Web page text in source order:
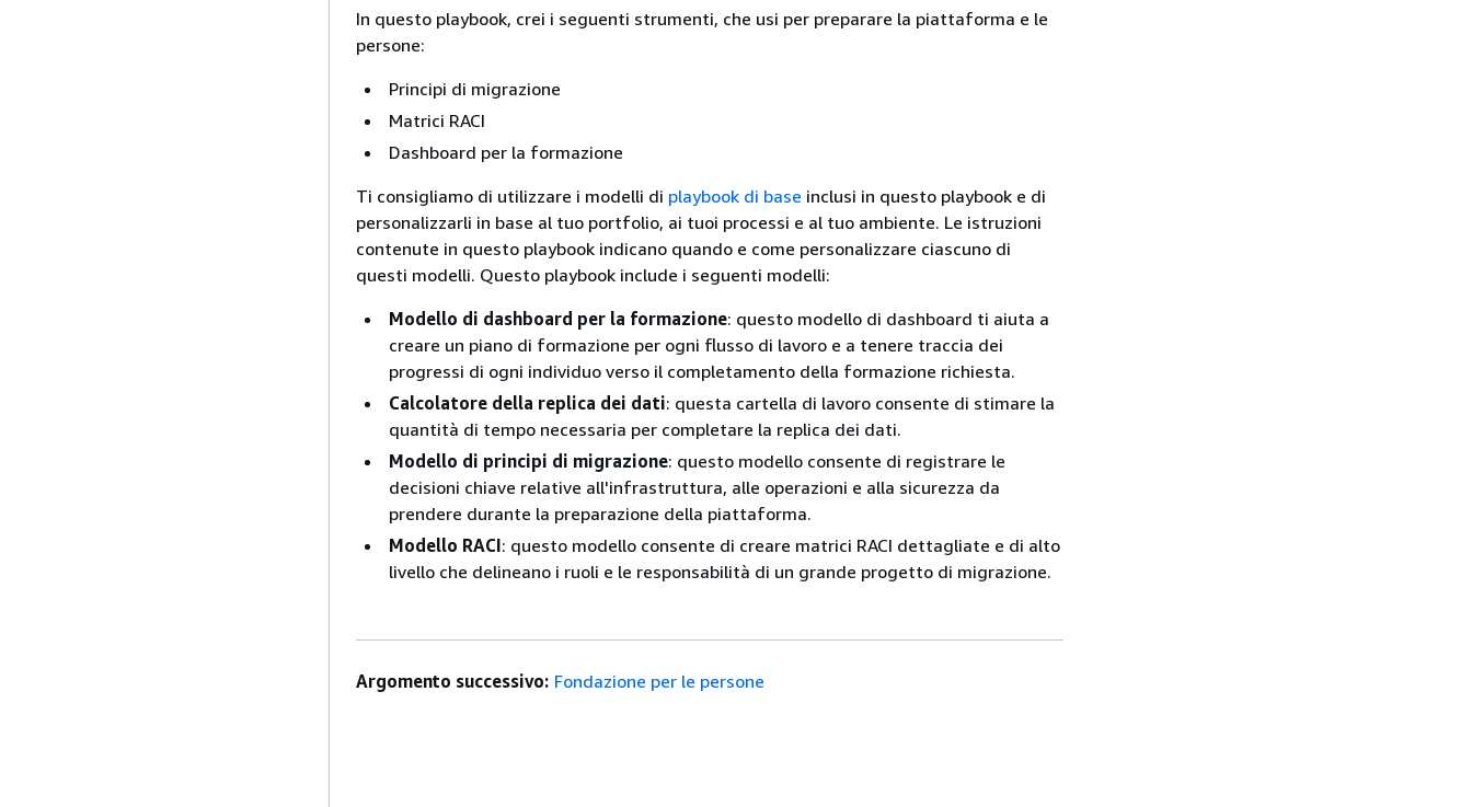
In questo playbook, crei i seguenti strumenti, che usi per preparare la piattaforma e le
persone:
Principi di migrazione
Matrici RACI
Dashboard per la formazione
Ti consigliamo di utilizzare i modelli di playbook di base inclusi in questo playbook e di
personalizzarli in base al tuo portfolio, ai tuoi processi e al tuo ambiente. Le istruzioni
contenute in questo playbook indicano quando e come personalizzare ciascuno di
questi modelli. Questo playbook include i seguenti modelli:
Modello di dashboard per la formazione: questo modello di dashboard ti aiuta a
creare un piano di formazione per ogni flusso di lavoro e a tenere traccia dei
progressi di ogni individuo verso il completamento della formazione richiesta.
Calcolatore della replica dei dati: questa cartella di lavoro consente di stimare la
quantità di tempo necessaria per completare la replica dei dati.
Modello di principi di migrazione: questo modello consente di registrare le
decisioni chiave relative all'infrastruttura, alle operazioni e alla sicurezza da
prendere durante la preparazione della piattaforma.
Modello RACI: questo modello consente di creare matrici RACI dettagliate e di alto
livello che delineano i ruoli e le responsabilità di un grande progetto di migrazione.
Argomento successivo: Fondazione per le persone